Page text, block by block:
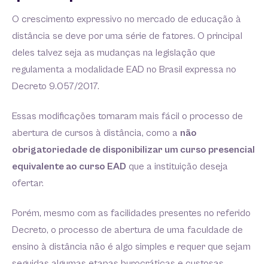
O crescimento expressivo no mercado de educação à
distância se deve por uma série de fatores. O principal
deles talvez seja as mudanças na legislação que
regulamenta a modalidade EAD no Brasil expressa no
Decreto 9.057/2017.
Essas modificações tornaram mais fácil o processo de
abertura de cursos à distância, como a não
obrigatoriedade de disponibilizar um curso presencial
equivalente ao curso EAD que a instituição deseja
ofertar.
Porém, mesmo com as facilidades presentes no referido
Decreto, o processo de abertura de uma faculdade de
ensino à distância não é algo simples e requer que sejam